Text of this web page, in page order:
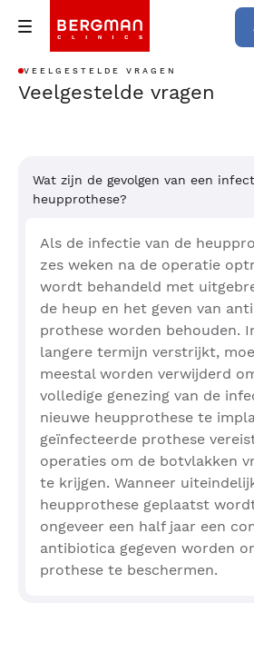
VEELGESTELDE VRAGEN
Veelgestelde vragen
Wat zijn de gevolgen van een
heupprothese?
Als de infectie van de
zes weken na de operatie
wordt behandeld met
de heup en het geven van
prothese worden behouden.
langere termijn verstrijkt,
meestal worden verwijderd
volledige genezing van de
nieuwe heupprothese te
geïnfecteerde prothese
operaties om de botvlakken
te krijgen. Wanneer
heupprothese geplaatst
ongeveer een half jaar een
antibiotica gegeven worden
prothese te beschermen.